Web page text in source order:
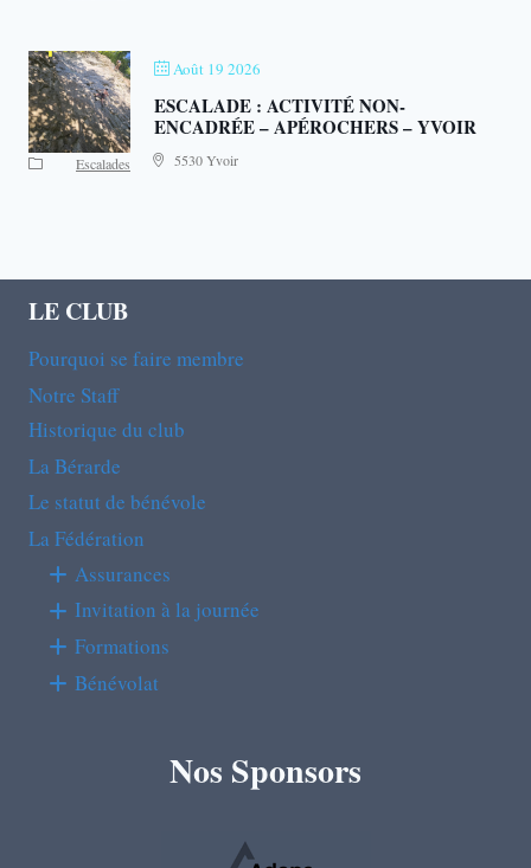
Août 19 2026
ESCALADE : ACTIVITÉ NON-
ENCADRÉE – APÉROCHERS – YVOIR
5530 Yvoir
Escalades
LE CLUB
Pourquoi se faire membre
Notre Staff
Historique du club
La Bérarde
Le statut de bénévole
La Fédération
Assurances
Invitation à la journée
Formations
Bénévolat
Nos Sponsors